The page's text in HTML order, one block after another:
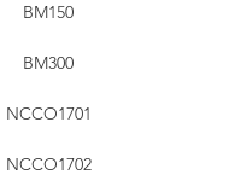
BM150
BM300
NCCO1701
NCCO1702